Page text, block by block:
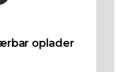
oplader